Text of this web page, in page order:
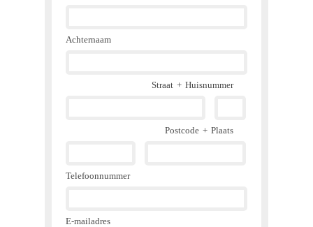
Achternaam
Straat + Huisnummer
Postcode + Plaats
Telefoonnummer
E-mailadres